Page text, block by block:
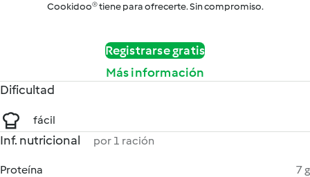
Cookidoo® tiene para ofrecerte. Sin compromiso.
Registrarse gratis
Más información
Dificultad
fácil
Inf. nutricional por 1 ración
Proteína
7 g